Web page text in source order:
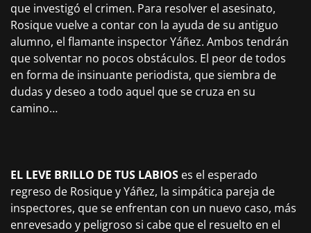
que investigó el crimen. Para resolver el asesinato,
Rosique vuelve a contar con la ayuda de su antiguo
alumno, el flamante inspector Yáñez. Ambos tendrán
que solventar no pocos obstáculos. El peor de todos
en forma de insinuante periodista, que siembra de
dudas y deseo a todo aquel que se cruza en su
camino…
EL LEVE BRILLO DE TUS LABIOS es el esperado
regreso de Rosique y Yáñez, la simpática pareja de
inspectores, que se enfrentan con un nuevo caso, más
enrevesado y peligroso si cabe que el resuelto en el